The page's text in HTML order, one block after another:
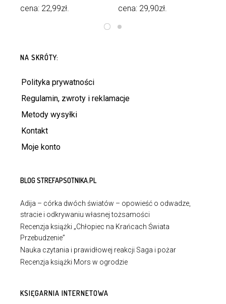
cena: 22,99zł.
cena: 29,90zł.
NA SKRÓTY:
Polityka prywatności
Regulamin, zwroty i reklamacje
Metody wysyłki
Kontakt
Moje konto
BLOG STREFAPSOTNIKA.PL
Adija – córka dwóch światów – opowieść o odwadze,
stracie i odkrywaniu własnej tożsamości
Recenzja książki „Chłopiec na Krańcach Świata
Przebudzenie”
Nauka czytania i prawidłowej reakcji Saga i pożar
Recenzja książki Mors w ogrodzie
KSIĘGARNIA INTERNETOWA